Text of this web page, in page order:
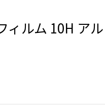
ィルム 10H アル